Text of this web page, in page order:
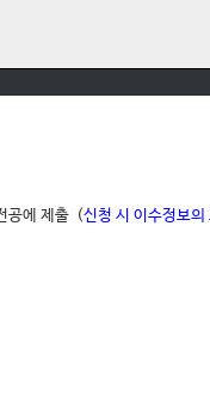
공에 제출 (신청 시 이수정보